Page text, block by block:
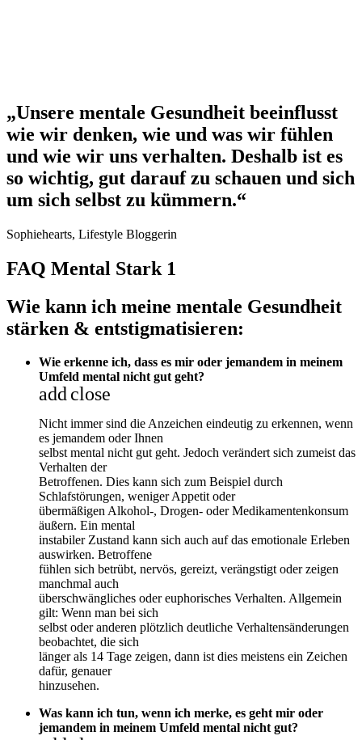
„Unsere mentale Gesundheit beeinflusst
wie wir denken, wie und was wir fühlen
und wie wir uns verhalten. Deshalb ist es
so wichtig, gut darauf zu schauen und sich
um sich selbst zu kümmern.“
Sophiehearts, Lifestyle Bloggerin
FAQ Mental Stark 1
Wie kann ich meine mentale Gesundheit
stärken & entstigmatisieren:
Wie erkenne ich, dass es mir oder jemandem in meinem
Umfeld mental nicht gut geht?
addclose
Nicht immer sind die Anzeichen eindeutig zu erkennen, wenn
es jemandem oder Ihnen
selbst mental nicht gut geht. Jedoch verändert sich zumeist das
Verhalten der
Betroffenen. Dies kann sich zum Beispiel durch
Schlafstörungen, weniger Appetit oder
übermäßigen Alkohol-, Drogen- oder Medikamentenkonsum
äußern. Ein mental
instabiler Zustand kann sich auch auf das emotionale Erleben
auswirken. Betroffene
fühlen sich betrübt, nervös, gereizt, verängstigt oder zeigen
manchmal auch
überschwängliches oder euphorisches Verhalten. Allgemein
gilt: Wenn man bei sich
selbst oder anderen plötzlich deutliche Verhaltensänderungen
beobachtet, die sich
länger als 14 Tage zeigen, dann ist dies meistens ein Zeichen
dafür, genauer
hinzusehen.
Was kann ich tun, wenn ich merke, es geht mir oder
jemandem in meinem Umfeld mental nicht gut?